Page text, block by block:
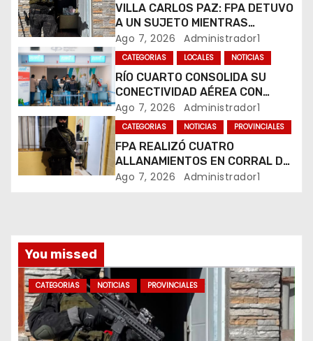
e
e
n
t
r
a
s
VILLA CARLOS PAZ: FPA DETUVO
A UN SUJETO MIENTRAS
COMERCIALIZABA COCAÍNA Y
MARIHUANA EN UNA PLAZA
Ago 7, 2026 Administrador1
CATEGORIAS LOCALES NOTICIAS
RÍO CUARTO CONSOLIDA SU
CONECTIVIDAD AÉREA CON
CUATRO VUELOS SEMANALES A
BUENOS AIRES
Ago 7, 2026 Administrador1
CATEGORIAS NOTICIAS PROVINCIALES
FPA REALIZÓ CUATRO
ALLANAMIENTOS EN CORRAL DE
BUSTOS-IFFLINGER
Ago 7, 2026 Administrador1
You missed
CATEGORIAS NOTICIAS PROVINCIALES